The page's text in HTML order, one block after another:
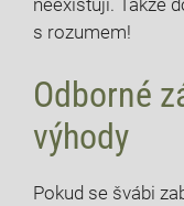
s rozumem!
Odborné
výhody
Pokud se švábi